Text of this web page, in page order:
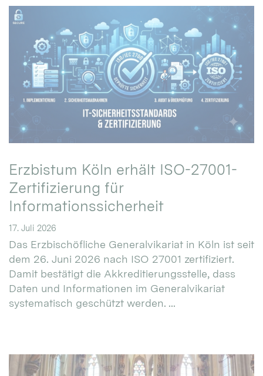
Erzbistum Köln erhält ISO-27001-
Zertifizierung für
Informationssicherheit
17. Juli 2026
Das Erzbischöfliche Generalvikariat in Köln ist seit
dem 26. Juni 2026 nach ISO 27001 zertifiziert.
Damit bestätigt die Akkreditierungsstelle, dass
Daten und Informationen im Generalvikariat
systematisch geschützt werden. ...